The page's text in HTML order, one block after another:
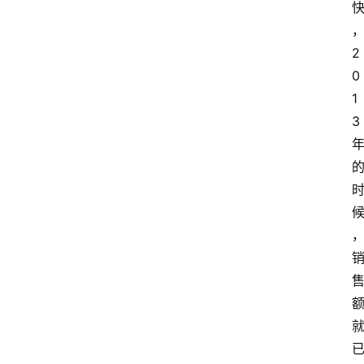
快
，
2
0
1
3
年
的
时
候
，
销
售
额
就
已